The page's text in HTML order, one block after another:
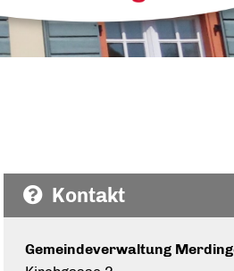
Kontakt
Gemeindeverwaltung